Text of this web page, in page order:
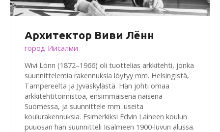
Архитектор Виви Лённ
город Иисалми
Wivi Lönn (1872–1966) oli tuottelias arkkitehti, jonka
suunnittelemia rakennuksia löytyy mm. Helsingistä,
Tampereelta ja Jyväskylästä. Hän johti omaa
arkkitehtitoimistoa, ensimmäisenä naisena
Suomessa, ja suunnittele mm. useita
koulurakennuksia. Esimerkiksi Edvin Laineen koulun
puuosan hän suunnitteli Iisalmeen 1900-luvun alussa.